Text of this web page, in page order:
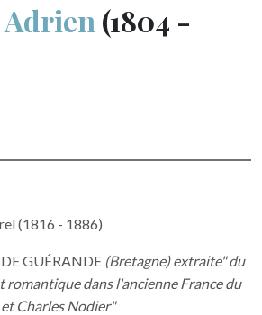
Adrien (1804 -
(1816 - 1886)
GUÉRANDE (Bretagne) extraite"du
romantique dans l'ancienne France du
Charles Nodier"